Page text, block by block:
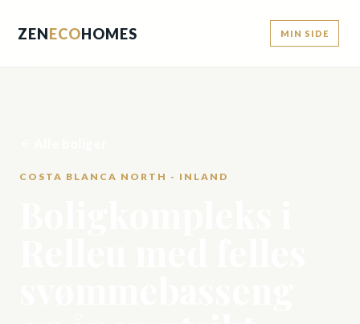
ZENECOHOMES MIN SIDE
COSTA BLANCA NORTH - INLAND